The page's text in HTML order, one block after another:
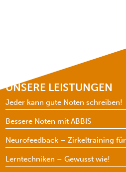
UNSERE LEISTUNGEN
Jeder kann gute Noten schreiben!
Bessere Noten mit ABBIS
Neurofeedback – Zirkeltraining
Lerntechniken – Gewusst wie!